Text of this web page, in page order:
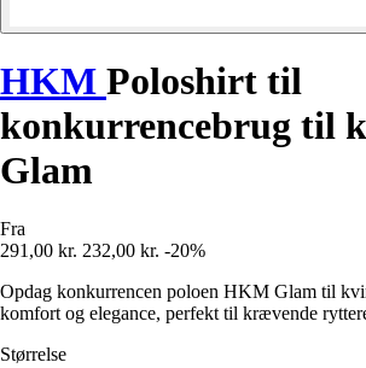
HKM Poloshirt til
konkurrencebrug til
Glam
Fra
291,00 kr. 232,00 kr. -20%
Opdag konkurrencen poloen HKM Glam til
komfort og elegance, perfekt til krævende
Størrelse